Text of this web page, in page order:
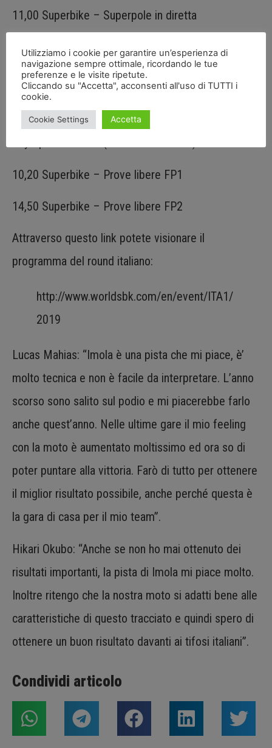
11,00 Superbike – Superpole in diretta
Eurosport 1
14,00 Superbike – Gara1 in diretta
Venerdi 10 maggio 2019
10,20 Superbike – Prove libere FP1
14,50 Superbike – Prove libere FP2
Attraverso questo link potete visionare il
programma del round italiano:
http://www.worldsbk.com/en/event/ITA1/
2019
Lucas Mahias: “Imola è una pista che mi piace, è’
molto tecnica e non è facile da interpretare. L’anno
scorso sono salito sul podio e mi piacerebbe farlo
anche quest’anno. Nelle ultime gare il mio feeling
con la moto è aumentato moltissimo ed ora so di
poter puntare alla vittoria. Farò di tutto per ottenere
il miglior risultato possibile, anche perché questa è
la gara di casa per il mio team”.
Hikari Okubo: “Anche se non ho mai ottenuto dei
risultati importanti, la pista di Imola mi piace molto.
Inoltre ritengo che la nostra moto si adatti bene alle
caratteristiche di questo tracciato e quindi spero di
ottenere un buon risultato davanti ai tifosi italiani”.
Condividi articolo
Utilizziamo i cookie per garantire un’esperienza di
navigazione sempre ottimale, ricordando le tue
preferenze e le visite ripetute.
Cliccando su "Accetta", acconsenti all'uso di TUTTI i
cookie.
Cookie Settings Accetta